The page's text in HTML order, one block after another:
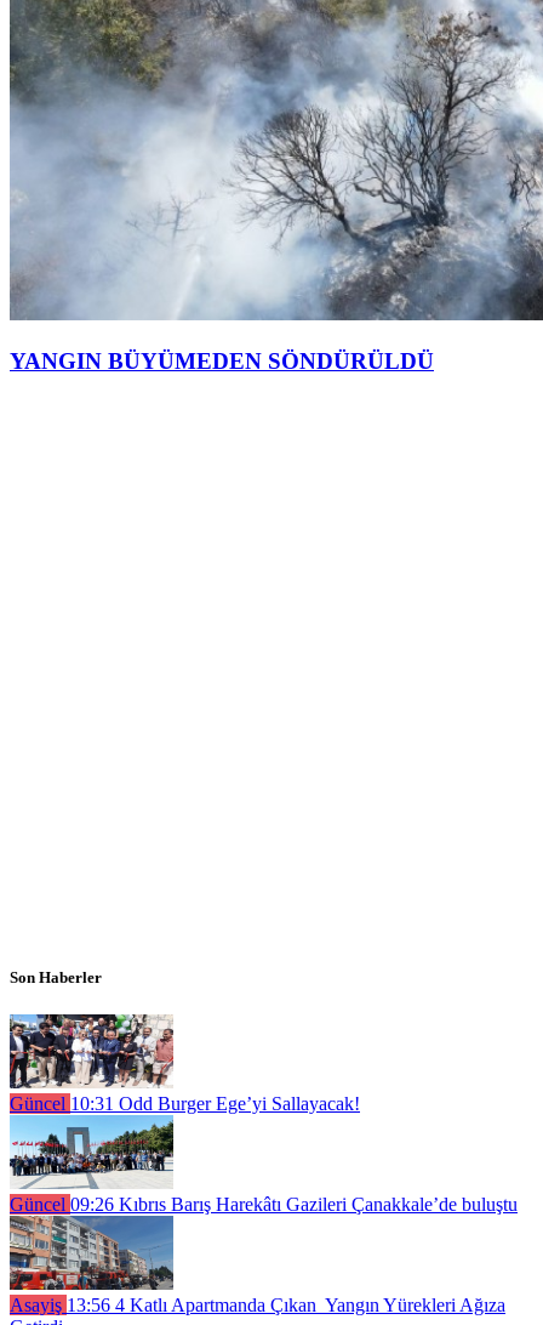
YANGIN BÜYÜMEDEN SÖNDÜRÜLDÜ
Son Haberler
Güncel 10:31 Odd Burger Ege’yi Sallayacak!
Güncel 09:26 Kıbrıs Barış Harekâtı Gazileri Çanakkale’de buluştu
Asayiş 13:56 4 Katlı Apartmanda Çıkan Yangın Yürekleri Ağıza